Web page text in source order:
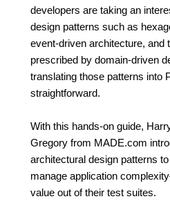
developers are taking an
design patterns such as
event-driven architecture, and
prescribed by domain-driven
translating those patterns into
straightforward.
With this hands-on guide,
Gregory from MADE.com
architectural design patterns
manage application
value out of their test suites.